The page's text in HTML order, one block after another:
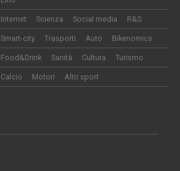
Internet Scienza Social media R&S
Smart-city Trasporti Auto Bikenomics
Food&Drink Sanità Cultura Turismo
Calcio Motori Altri sport